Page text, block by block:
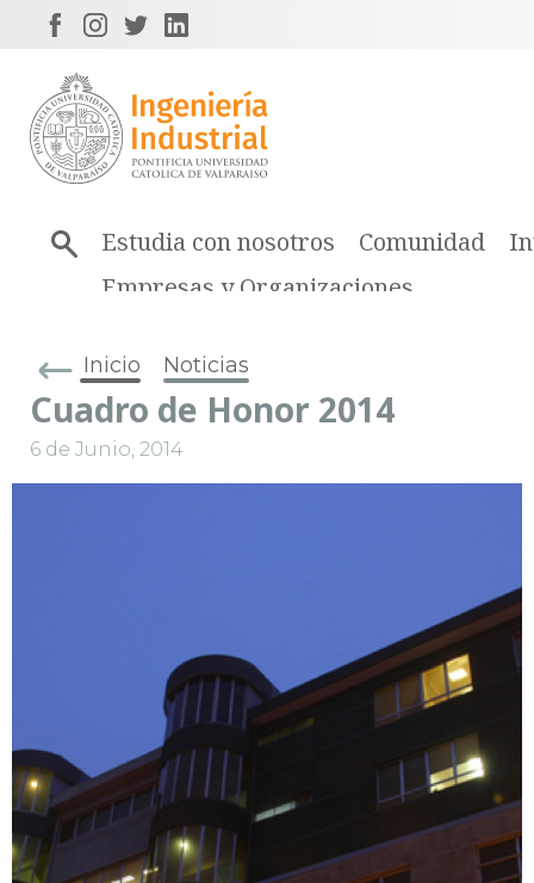
Estudia con nosotros Comunidad
Empresas y Organizaciones
Inicio Noticias
Cuadro de Honor 2014
6 de Junio, 2014